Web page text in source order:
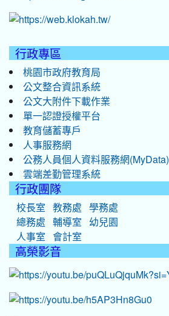
行政專區
桃園市政府教育局
公文整合資訊系統
公文大附件下載作業
單一認證授權平台
教育儲蓄專戶
人事服務網
公務人員個人資料服務網(MyData)
雲端差勤管理系統
行政團隊
校長室 教務處
學務處
總務處
輔導室
幼兒園
人事室
會計室
高榮影音